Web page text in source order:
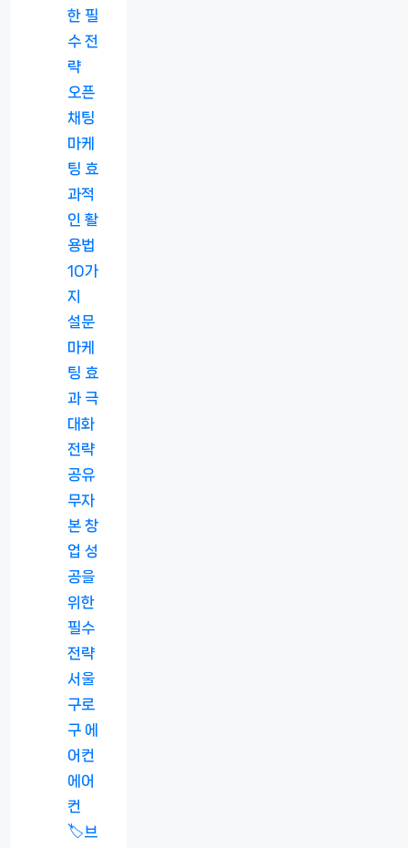
한 필
수 전
략
오픈
채팅
마케
팅 효
과적
인 활
용법
10가
지
설문
마케
팅 효
과 극
대화
전략
공유
무자
본 창
업 성
공을
위한
필수
전략
서울
구로
구 에
어컨
에어
컨
🏷️브